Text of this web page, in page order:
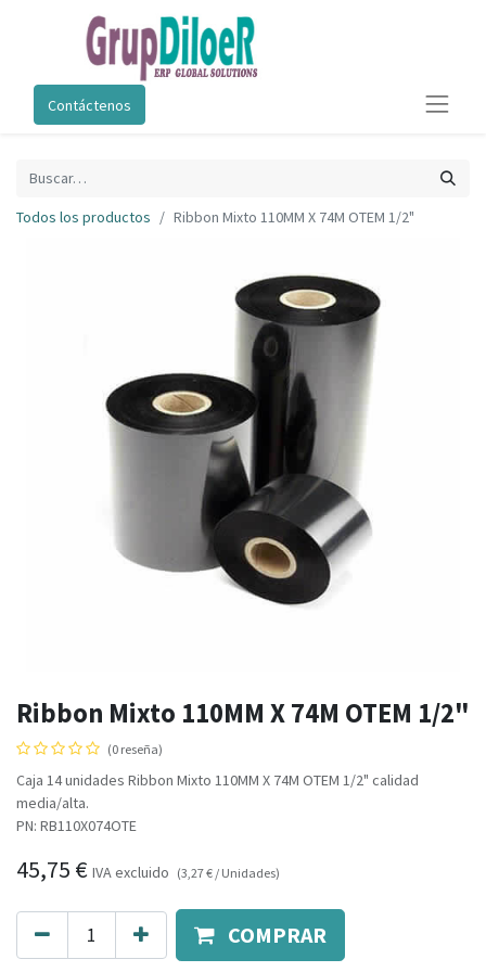
Contáctenos
Todos los productos Ribbon Mixto 110MM X 74M OTEM 1/2"
Ribbon Mixto 110MM X 74M OTEM 1/2"
(0 reseña)
Caja 14 unidades Ribbon Mixto 110MM X 74M OTEM 1/2" calidad
media/alta.
PN: RB110X074OTE
45,75 € IVA excluido (3,27€ / Unidades)
COMPRAR